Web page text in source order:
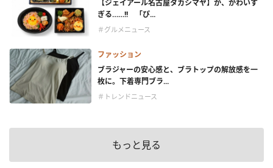
【ジェイアール名古屋タカシマヤ】か、かわいす
ぎる……!! 「ぴ...
＃グルメニュース
ファッション
ブラジャーの安心感と、ブラトップの解放感を一
枚に。下着専門ブラ...
＃トレンドニュース
もっと見る